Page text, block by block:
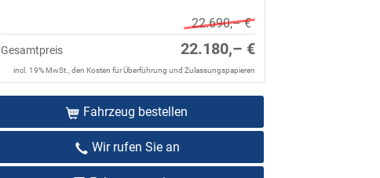
22.690,– €
Gesamtpreis 22.180,– €
incl. 19% MwSt., den Kosten für Überführung und Zulassungspapieren
Fahrzeug bestellen
Wir rufen Sie an